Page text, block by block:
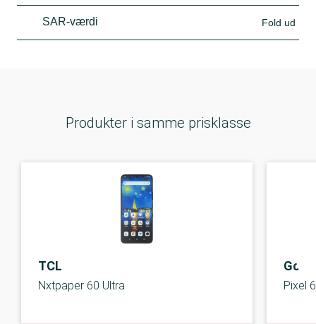
SAR-værdi Fold ud
Produkter i samme prisklasse
TCL
Nxtpaper 60 Ultra Pixel